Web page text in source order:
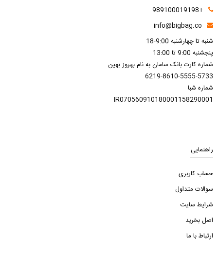
+989100019198
info@bigbag.co
شنبه تا چهارشنبه 9:00-18
پنجشنبه 9:00 تا 13:00
شماره کارت بانک سامان به نام بهروز بهین
6219-8610-5555-5733
شماره شبا
IR070560910180001158290001
راهنمایی
حساب کاربری
سوالات متداول
شرایط سایت
اصل بخرید
ارتباط با ما